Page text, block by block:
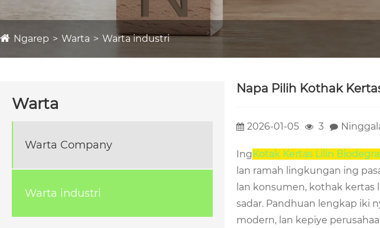
Ngarep Warta Warta industri
Warta
Warta Company
Warta industri
Napa Pilih Kothak
2026-01-05 3
IngKotak Kertas Lilin
lan ramah lingkungan ing
lan konsumen, kothak kertas
sadar. Pandhuan lengkap iki
modern, lan kepiye